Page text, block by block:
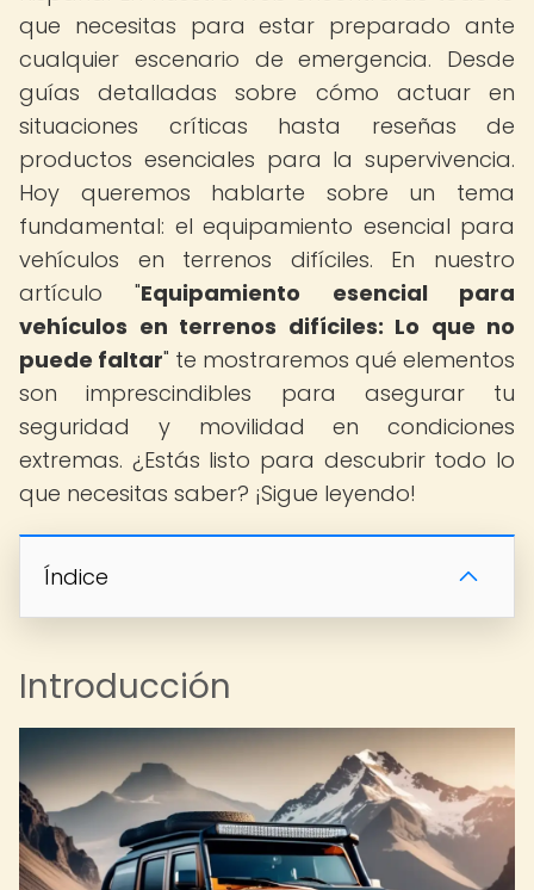
que necesitas para estar preparado ante
cualquier escenario de emergencia. Desde
guías detalladas sobre cómo actuar en
situaciones críticas hasta reseñas de
productos esenciales para la supervivencia.
Hoy queremos hablarte sobre un tema
fundamental: el equipamiento esencial para
vehículos en terrenos difíciles. En nuestro
artículo "Equipamiento esencial para
vehículos en terrenos difíciles: Lo que no
puede faltar" te mostraremos qué elementos
son imprescindibles para asegurar tu
seguridad y movilidad en condiciones
extremas. ¿Estás listo para descubrir todo lo
que necesitas saber? ¡Sigue leyendo!
Índice
Introducción